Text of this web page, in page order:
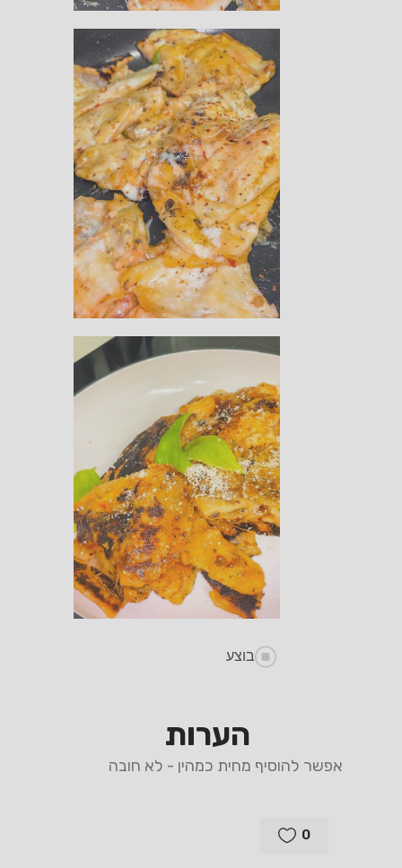
בוצע
הערות
אפשר להוסיף מחית כמהין - לא חובה
0